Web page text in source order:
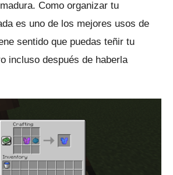
Como organizar tu
es uno de los mejores usos de
sentido que puedas teñir tu
incluso después de haberla